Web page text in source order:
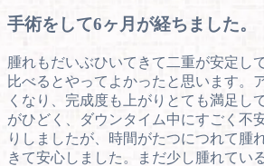
手術をして6ヶ月が経ちました。
腫れもだいぶひいてきて二重が安定し
比べるとやってよかったと思います。
くなり、完成度も上がりとても満足し
がひどく、ダウンタイム中にすごく不
りしましたが、時間がたつにつれて腫
きて安心しました。まだ少し腫れてい